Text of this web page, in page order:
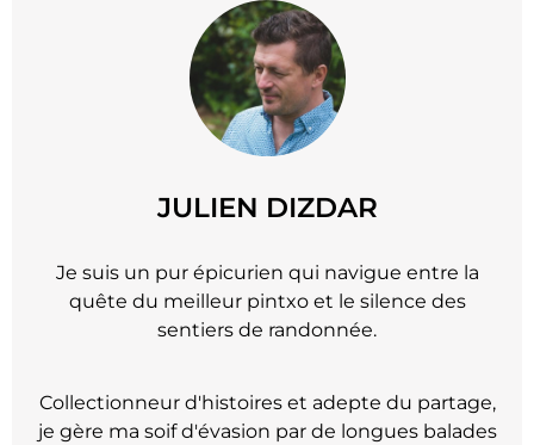
JULIEN DIZDAR
Je suis un pur épicurien qui navigue entre la
quête du meilleur pintxo et le silence des
sentiers de randonnée.
Collectionneur d'histoires et adepte du partage,
je gère ma soif d'évasion par de longues balades